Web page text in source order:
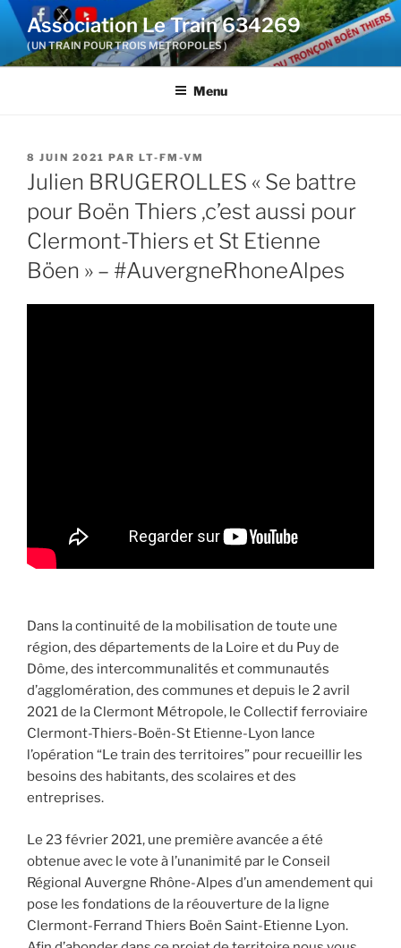
Aller
contenu
Association Le Train 634269
( UN TRAIN POUR TROIS METROPOLES )
Menu
PUBLIÉ
LE
8 JUIN 2021 PAR LT-FM-VM
Julien BRUGEROLLES « Se battre
pour Boën Thiers ,c’est aussi pour
Clermont-Thiers et St Etienne
Böen » – #AuvergneRhoneAlpes
Dans la continuité de la mobilisation de toute une
région, des départements de la Loire et du Puy de
Dôme, des intercommunalités et communautés
d’agglomération, des communes et depuis le 2 avril
2021 de la Clermont Métropole, le Collectif ferroviaire
Clermont-Thiers-Boën-St Etienne-Lyon lance
l’opération “Le train des territoires” pour recueillir les
besoins des habitants, des scolaires et des
entreprises.
Le 23 février 2021, une première avancée a été
obtenue avec le vote à l’unanimité par le Conseil
Régional Auvergne Rhône-Alpes d’un amendement qui
pose les fondations de la réouverture de la ligne
Clermont-Ferrand Thiers Boën Saint-Etienne Lyon.